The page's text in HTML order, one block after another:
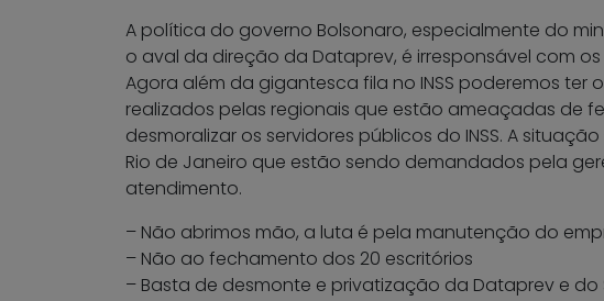
A política do governo Bolsonaro, especialmente do
o aval da direção da Dataprev, é irresponsável com
Agora além da gigantesca fila no INSS poderemos
realizados pelas regionais que estão ameaçadas de
desmoralizar os servidores públicos do INSS. A
Rio de Janeiro que estão sendo demandados pela
atendimento.
– Não abrimos mão, a luta é pela manutenção do
– Não ao fechamento dos 20 escritórios
– Basta de desmonte e privatização da Dataprev e do